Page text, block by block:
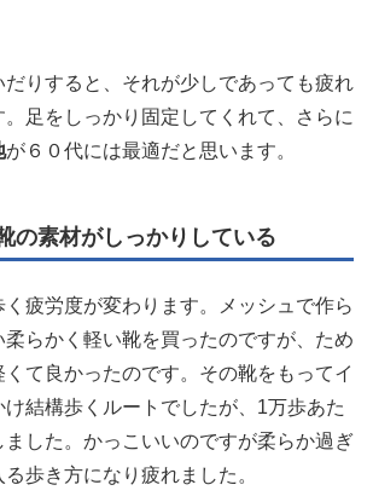
だりすると、それが少しであっても疲れ
。足をしっかり固定してくれて、さらに
が６０代には最適だと思います。
の素材がしっかりしている
疲労度が変わります。メッシュで作ら
らかく軽い靴を買ったのですが、ため
くて良かったのです。その靴をもってイ
け結構歩くルートでしたが、1万歩あた
ました。かっこいいのですが柔らか過ぎ
歩き方になり疲れました。